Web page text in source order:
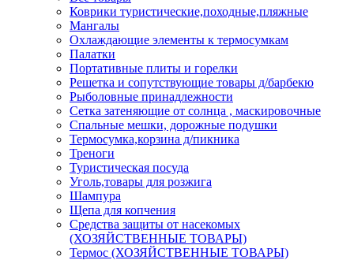
Коврики туристические,походные,пляжные
Мангалы
Охлаждающие элементы к термосумкам
Палатки
Портативные плиты и горелки
Решетка и сопутствующие товары д/барбекю
Рыболовные принадлежности
Сетка затеняющие от солнца , маскировочные
Спальные мешки, дорожные подушки
Термосумка,корзина д/пикника
Треноги
Туристическая посуда
Уголь,товары для розжига
Шампура
Щепа для копчения
Средства защиты от насекомых
(ХОЗЯЙСТВЕННЫЕ ТОВАРЫ)
Термос (ХОЗЯЙСТВЕННЫЕ ТОВАРЫ)